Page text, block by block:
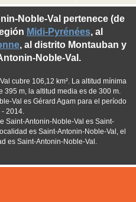
Noble-Val pertenece (de
Midi-Pyrénées, al
, al distrito Montauban y
Noble-Val.
cubre 106,12 km². La altitud mínima
395 m, la altitud media es de 300 m.
Val es Gérard Agam para el período
2014.
Saint-Antonin-Noble-Val es Saint-
es Saint-Antonin-Noble-Val, el
es Saint-Antonin-Noble-Val.